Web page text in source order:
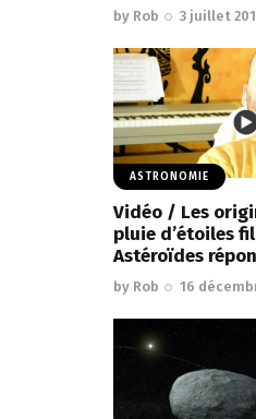
by Rob 3 juillet
ASTRONOMIE
Vidéo / Les
pluie d’étoiles
Astéroïdes
by Rob 16